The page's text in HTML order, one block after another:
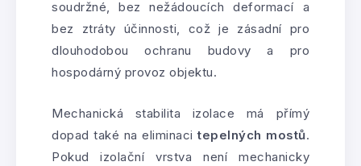
soudržné, bez nežádoucích deformací a
bez ztráty účinnosti, což je zásadní pro
dlouhodobou ochranu budovy a pro
hospodárný provoz objektu.
Mechanická stabilita izolace má přímý
dopad také na eliminacitepelných mostů.
Pokud izolační vrstva není mechanicky